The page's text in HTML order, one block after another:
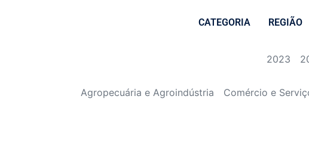
CATEGORIA REGIÃO
2023
Agropecuária e Agroindústria Comércio e